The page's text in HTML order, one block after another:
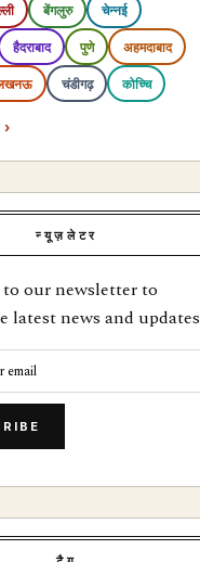
बेंगलुरु चेन्नई
हैदराबाद पुणे अहमदाबाद
चंडीगढ़ कोच्चि
न्यूज़लेटर
to our newsletter to
latest news and updates